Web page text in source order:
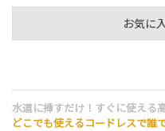
お気に
水道に挿すだけ！すぐに使える
どこでも使えるコードレスで誰